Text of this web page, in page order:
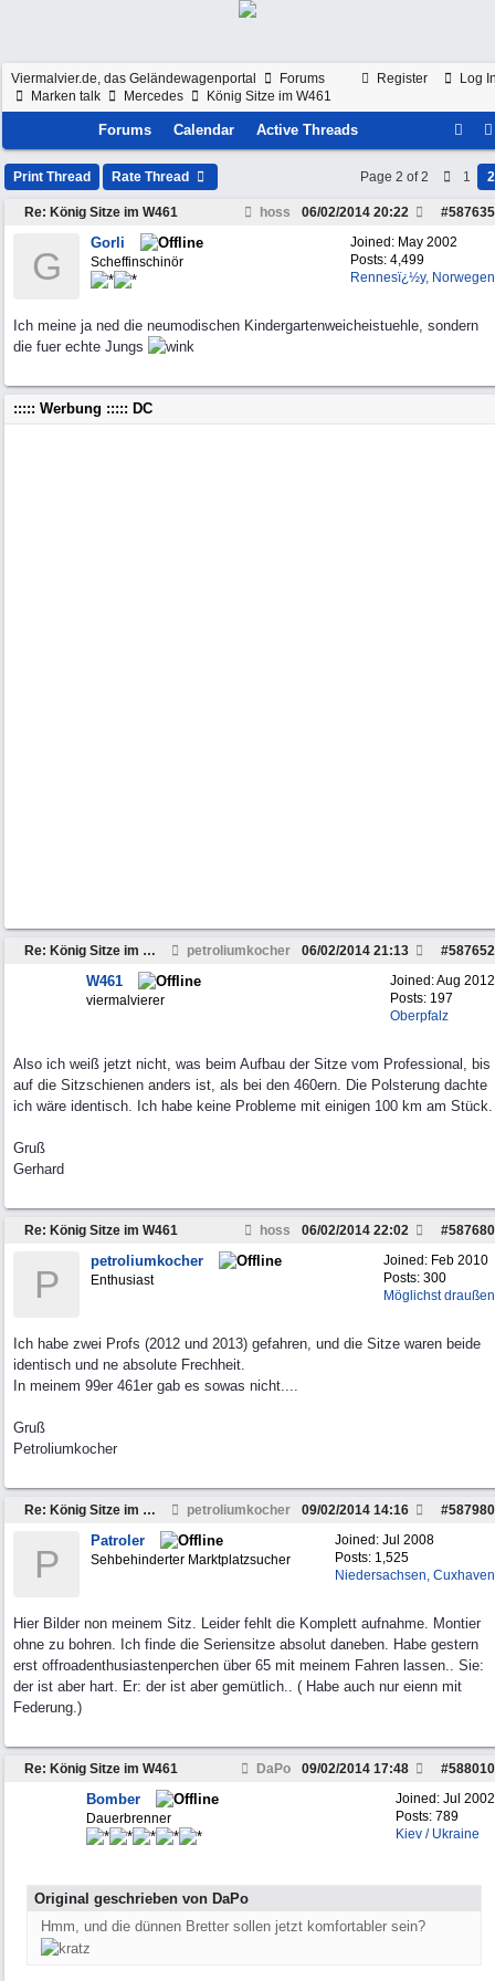
Register Log
Viermalvier.de, das Geländewagenportal
Forums
Marken talk
Mercedes König Sitze im W461
Forums Calendar Active Threads
Print Thread Rate Thread Page 2 of 2 1 2
Re: König Sitze im W461 hoss #587635
06/02/2014 20:22
Joined: May 2002
Posts: 4,499
Rennesï¿½y, Norwegen
G
Gorli
Scheffinschinör
Ich meine ja ned die neumodischen Kindergartenweicheistuehle, sondern
die fuer echte Jungs
::::: Werbung ::::: DC
Re: König Sitze im W461 petroliumkocher #587652
06/02/2014 21:13
Joined:Aug 2012
Posts: 197
Oberpfalz
W461
viermalvierer
Also ich weiß jetzt nicht, was beim Aufbau der Sitze vom Professional, bis
auf die Sitzschienen anders ist, als bei den 460ern. Die Polsterung dachte
ich wäre identisch. Ich habe keine Probleme mit einigen 100 km am Stück.
Gruß
Gerhard
Re: König Sitze im W461 hoss #587680
06/02/2014 22:02
Joined: Feb 2010
Posts: 300
Möglichst draußen
P
petroliumkocher
Enthusiast
Ich habe zwei Profs (2012 und 2013) gefahren, und die Sitze waren beide
identisch und ne absolute Frechheit.
In meinem 99er 461er gab es sowas nicht....
Gruß
Petroliumkocher
Re: König Sitze im W461 petroliumkocher #587980
09/02/2014 14:16
Joined: Jul 2008
Posts: 1,525
Niedersachsen, Cuxhaven
P
Patroler
Sehbehinderter Marktplatzsucher
Hier Bilder non meinem Sitz. Leider fehlt die Komplett aufnahme. Montier
ohne zu bohren. Ich finde die Seriensitze absolut daneben. Habe gestern
erst offroadenthusiastenperchen über 65 mit meinem Fahren lassen.. Sie:
der ist aber hart. Er: der ist aber gemütlich.. ( Habe auch nur eienn mit
Federung.)
Re: König Sitze im W461 DaPo #588010
09/02/2014 17:48
Joined: Jul 2002
Posts: 789
Kiev / Ukraine
Bomber
Dauerbrenner
Original geschrieben von DaPo
Hmm, und die dünnen Bretter sollen jetzt komfortabler sein?